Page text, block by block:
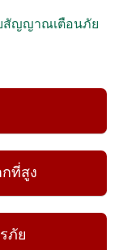
สัญญาณเตือนภัย
ที่สูง
ภัย